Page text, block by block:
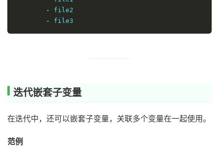
-
file2
-
file3
迭代嵌套子变量
在迭代中，还可以嵌套子变量，关联多个变量在一起使用。
范例